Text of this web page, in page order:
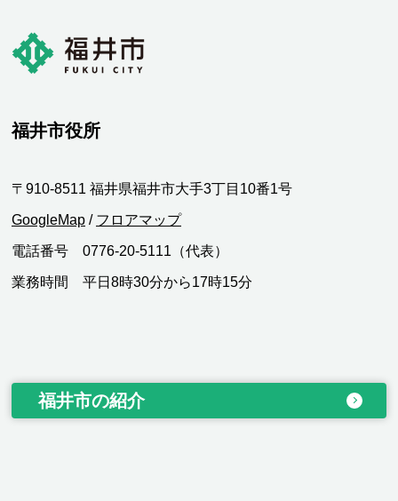
福井市役所
〒910-8511 福井県福井市大手3丁目10番1号
GoogleMap / フロアマップ
電話番号 0776-20-5111（代表）
業務時間 平日8時30分から17時15分
福井市の紹介